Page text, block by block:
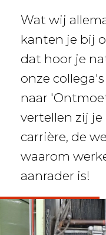
Wat wij
kanten je bij
dat hoor je
onze
naar
vertellen zij
carrière, de
waarom
aanrader is!